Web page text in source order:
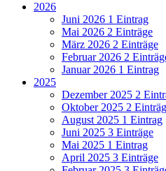
2026
Juni 2026 1 Eintrag
Mai 2026 2 Einträge
März 2026 2 Einträge
Februar 2026 2
Januar 2026 1 Eintrag
2025
Dezember 2025 2
Oktober 2025 2
August 2025 1 Eintrag
Juni 2025 3 Einträge
Mai 2025 1 Eintrag
April 2025 3 Einträge